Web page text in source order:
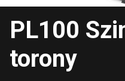
PL100
torony